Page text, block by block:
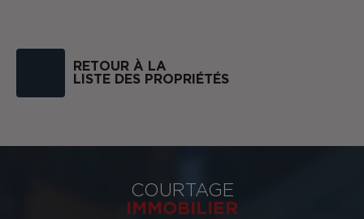
RETOUR À LA
LISTE DES PROPRIÉTÉS
COURTAGE
IMMOBILIER